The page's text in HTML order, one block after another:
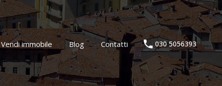
Agenzia immobiliare Vendi immobile Blog
Contatti
Vendi immobile Blog Contatti 030 5056393